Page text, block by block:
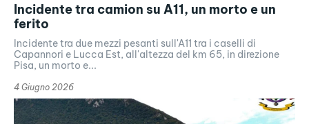
Incidente tra camion su A11, un morto e un
ferito
Incidente tra due mezzi pesanti sull'A11 tra i caselli di
Capannori e Lucca Est, all'altezza del km 65, in direzione
Pisa, un morto e...
4 Giugno 2026